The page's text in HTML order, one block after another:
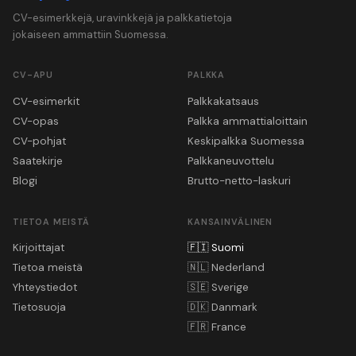
CV-esimerkkejä, uravinkkejä ja palkkatietoja
jokaiseen ammattiin Suomessa.
CV-APU
CV-esimerkit
CV-opas
CV-pohjat
Saatekirje
Blogi
PALKKA
Palkkakatsaus
Palkka ammattialoittain
Keskipalkka Suomessa
Palkkaneuvottelu
Brutto-netto-laskuri
TIETOA MEISTÄ
Kirjoittajat
Tietoa meistä
Yhteystiedot
Tietosuoja
KANSAINVÄLINEN
🇫🇮 Suomi
🇳🇱 Nederland
🇸🇪 Sverige
🇩🇰 Danmark
🇫🇷 France